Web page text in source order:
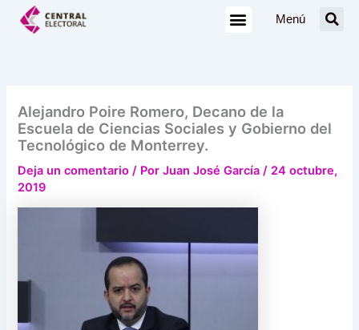
Menú
Alejandro Poire Romero, Decano de la
Escuela de Ciencias Sociales y Gobierno del
Tecnológico de Monterrey.
Deja un comentario / PorJuan José García/ 24 octubre,
2019